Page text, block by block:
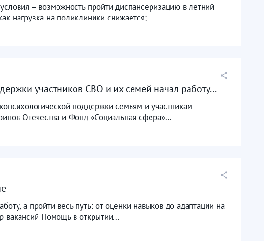
– возможность пройти диспансеризацию в летний
нагрузка на поликлиники снижается;...
участников СВО и их семей начал работу...
поддержки семьям и участникам
Отечества и Фонд «Социальная сфера»...
а пройти весь путь: от оценки навыков до адаптации на
вакансий Помощь в открытии...